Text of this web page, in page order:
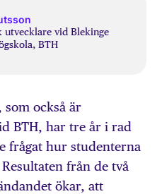
utvecklare vid Blekinge
BTH
som också är
BTH, har tre år i rad
frågat hur studenterna
från de två
ökar, att